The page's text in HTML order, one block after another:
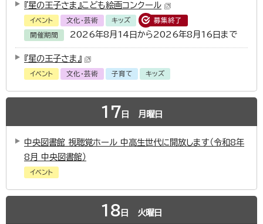
『星の王子さま』こども絵画コンクール
イベント 文化・芸術 キッズ 募集終了
開催期間 2026年8月14日から2026年8月16日まで
『星の王子さま』
イベント 文化・芸術 子育て キッズ
17 日 月曜日
中央図書館 視聴覚ホール 中高生世代に開放します（令和8年
8月 中央図書館）
イベント
18 日 火曜日